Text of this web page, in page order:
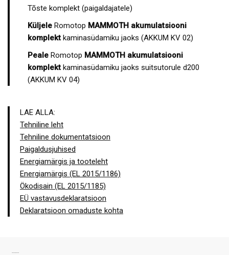
Tõste komplekt (paigaldajatele)
Küljele Romotop MAMMOTH akumulatsiooni
komplekt kaminasüdamiku jaoks (AKKUM KV 02)
Peale Romotop MAMMOTH akumulatsiooni
komplekt kaminasüdamiku jaoks suitsutorule d200
(AKKUM KV 04)
LAE ALLA:
Tehniline leht
Tehniline dokumentatsioon
Paigaldusjuhised
Energiamärgis ja tooteleht
Energiamärgis (EL 2015/1186)
Ökodisain (EL 2015/1185)
EÜ vastavusdeklaratsioon
Deklaratsioon omaduste kohta